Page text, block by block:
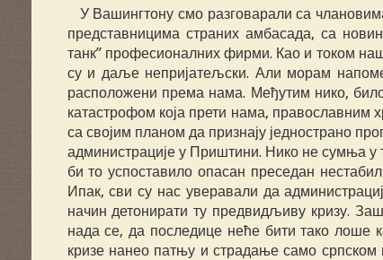
У Вашингтону смо разговарали са
представницима страних амбасада, са
танк” професионалних фирми. Као и током
су и даље непријатељски. Али морам
расположени према нама. Међутим нико,
катастрофом која прети нама,
са својим планом да признају једнострано
администрације у Приштини. Нико не сумња
би то успоставило опасан преседан
Ипак, сви су нас уверавали да
начин детонирати ту предвидљиву кризу.
нада се, да последице неће бити тако лоше
кризе нанео патњу и страдање само